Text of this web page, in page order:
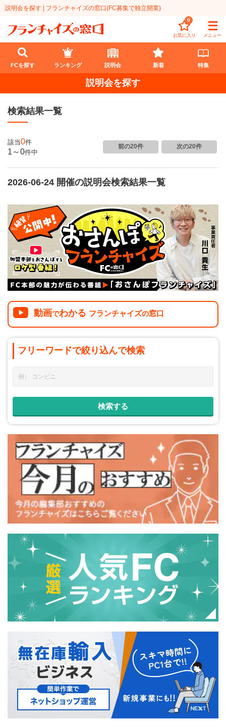
説明会を探す | フランチャイズの窓口(FC募集で独立開業)
お気に入り
0
メニュー
FCを探す
業種
代理店業
飲食・菓子業
無店舗系
小売業
介護・福祉業
美容・健康業
海外FC本部
インターン独立・社員募集
開業資金
101万円～300万円
301万円～500万円
501万円～1000万円
1001万円以上
北海道
東北
甲信越・北陸
関東
東海
近畿
四国
九州・沖縄
ランキング
総合ランキング
介護
塾
飲食
リペアクリーニング
100万以下で開業
脱サラで開業
法人様オススメ
副業・サイドビジネス
説明会
イベント
お役立ち情報コラム
会員登録 ログイン
FCを探す ランキング 説明会 新着 特集
説明会を探す
検索結果一覧
該当0件
1～0件中
前の20件 次の20件
2026-06-24 開催の説明会検索結果一覧
動画でわかる フランチャイズの窓口
フリーワードで絞り込んで検索